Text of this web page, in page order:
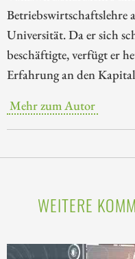
Betriebswirtschaftslehre
Universität. Da er sich
beschäftigte, verfügt er
Erfahrung an den
Mehr zum Autor
WEITERE